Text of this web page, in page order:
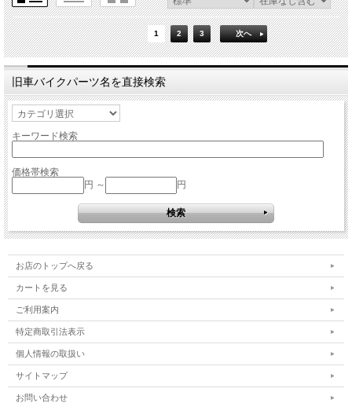
1 2 3 次へ
旧車バイクパーツ名を直接検索
キーワード検索
価格帯検索
円 ～
円
お店のトップへ戻る
カートを見る
ご利用案内
特定商取引法表示
個人情報の取扱い
サイトマップ
お問い合わせ